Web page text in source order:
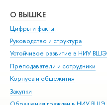
О ВЫШКЕ
Цифры и факты
Руководство и структура
Устойчивое развитие в НИУ ВШЭ
Преподаватели и сотрудники
Корпуса и общежития
Закупки